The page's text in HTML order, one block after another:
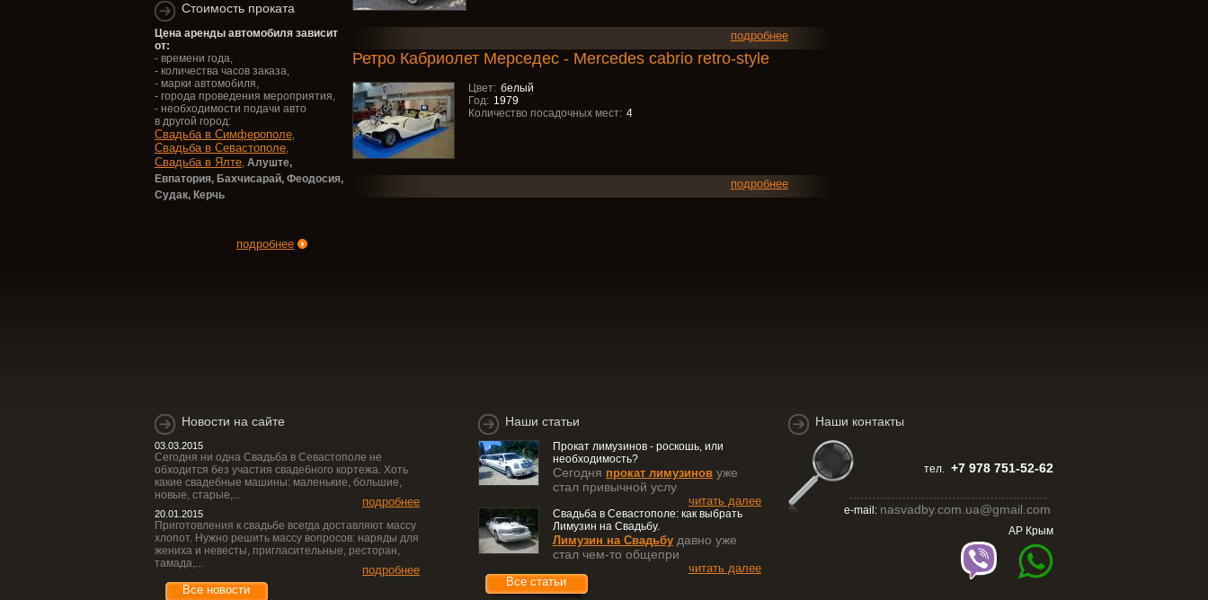
Стоимость проката
Цена аренды автомобиля зависит
от:
- времени года,
- количества часов заказа,
- марки автомобиля,
- города проведения мероприятия,
- необходимости подачи авто
в другой город:
Свадьба в Симферополе,
Свадьба в Севастополе,
Свадьба в Ялте, Алуште,
Евпатория, Бахчисарай, Феодосия,
Судак, Керчь
подробнее
подробнее
Ретро Кабриолет Мерседес - Mercedes cabrio retro-style
Цвет: белый
Год: 1979
Количество посадочных мест: 4
подробнее
Новости на сайте
03.03.2015
Сегодня ни одна Свадьба в Севастополе не
обходится без участия свадебного кортежа. Хоть
какие свадебные машины: маленькие, большие,
новые, старые,...
подробнее
20.01.2015
Приготовления к свадьбе всегда доставляют массу
хлопот. Нужно решить массу вопросов: наряды для
жениха и невесты, пригласительные, ресторан,
тамада,...
подробнее
Все новости
Наши статьи
Прокат лимузинов - роскошь, или
необходимость?
Сегодня прокат лимузинов уже
стал привычной услу
читать далее
Свадьба в Севастополе: как выбрать
Лимузин на Свадьбу.
Лимузин на Свадьбу давно уже
стал чем-то общепри
читать далее
Все статьи
Наши контакты
тел. +7 978 751-52-62
e-mail: nasvadby.com.ua@gmail.com
АР Крым